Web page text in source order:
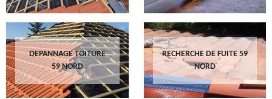
DEPANNAGE TOITURE
59 NORD
RECHERCHE DE FUITE 59
NORD